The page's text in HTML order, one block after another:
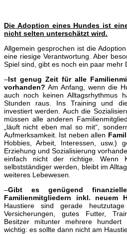
Die Adoption eines Hundes ist
nicht selten unterschätzt wird.
Allgemein gesprochen ist die
eine riesige Verantwortung. Aber
Spiel sind, gibt es noch ein paar mehr
–Ist genug Zeit für alle
vorhanden? Am Anfang, wenn die
auch noch keinen Alltagsrhythmus
Stunden raus. Ins Training und
investiert werden. Auch die
müssen alle anderen
„läuft nicht eben mal so mit“,
Aufmerksamkeit. Ist neben allen
Hobbies, Arbeit, Interessen, usw.)
Erziehung und Sozialisierung
einfach nicht der richtige. Wenn
selbstständiger werden, bleibt im
weiteres Lebewesen.
–Gibt es genügend
Familienmitgliedern inkl. neuem
Haustiere sind gerade
Versicherungen, gutes Futter,
Besitzer mitunter mehrere
wichtig: es sollte dann nicht am